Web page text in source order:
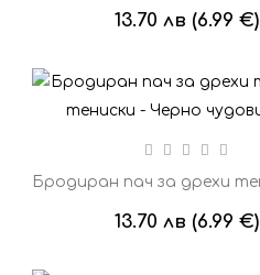
13.70 лв (6.99 €)
13.70 лв (6.99 €)